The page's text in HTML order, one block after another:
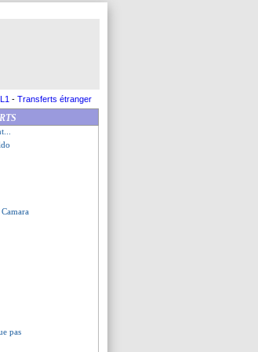
- Transferts étranger
pas